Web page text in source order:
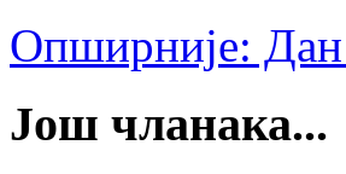
Опширније:
Још чланака...